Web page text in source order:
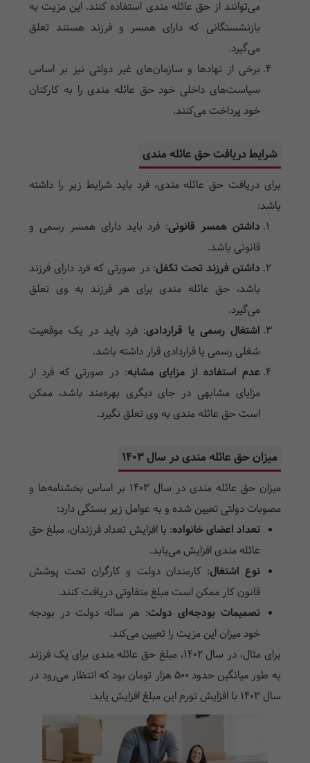
می‌توانند از حق عائله مندی استفاده کنند. این مزیت به
بازنشستگانی که دارای همسر و فرزند هستند تعلق
می‌گیرد.
برخی از نهادها و سازمان‌های غیر دولتی نیز بر اساس
سیاست‌های داخلی خود حق عائله مندی را به کارکنان
خود پرداخت می‌کنند.
شرایط دریافت حق عائله مندی
برای دریافت حق عائله مندی، فرد باید شرایط زیر را داشته
باشد:
داشتن همسر قانونی: فرد باید دارای همسر رسمی و
قانونی باشد.
داشتن فرزند تحت تکفل: در صورتی که فرد دارای فرزند
باشد، حق عائله مندی برای هر فرزند به وی تعلق
می‌گیرد.
اشتغال رسمی یا قراردادی: فرد باید در یک موقعیت
شغلی رسمی یا قراردادی قرار داشته باشد.
عدم استفاده از مزایای مشابه: در صورتی که فرد از
مزایای مشابهی در جای دیگری بهره‌مند باشد، ممکن
است حق عائله مندی به وی تعلق نگیرد.
میزان حق عائله مندی در سال 1403
میزان حق عائله مندی در سال 1403 بر اساس بخشنامه‌ها و
مصوبات دولتی تعیین شده و به عوامل زیر بستگی دارد:
تعداد اعضای خانواده: با افزایش تعداد فرزندان، مبلغ حق
عائله مندی افزایش می‌یابد.
نوع اشتغال: کارمندان دولت و کارگران تحت پوشش
قانون کار ممکن است مبلغ متفاوتی دریافت کنند.
تصمیمات بودجه‌ای دولت: هر ساله دولت در بودجه
خود میزان این مزیت را تعیین می‌کند.
برای مثال، در سال 1402، مبلغ حق عائله مندی برای یک فرزند
به طور میانگین حدود 500 هزار تومان بود که انتظار می‌رود در
سال 1403 با افزایش تورم این مبلغ افزایش یابد.